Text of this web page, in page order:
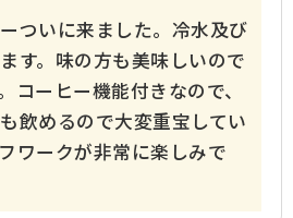
ついに来ました。冷水及び
す。味の方も美味しいので
コーヒー機能付きなので、
飲めるので大変重宝してい
ワークが非常に楽しみで